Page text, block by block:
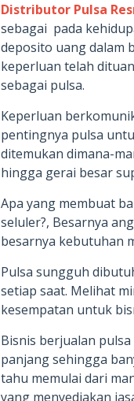
Distributor Pulsa
sebagai pada
deposito uang dalam
keperluan telah
sebagai pulsa.
Keperluan
pentingnya pulsa
ditemukan dimana-
hingga gerai besar
Apa yang membuat
seluler?, Besarnya
besarnya kebutuhan
Pulsa sungguh
setiap saat. Melihat
kesempatan untuk
Bisnis berjualan
panjang sehingga
tahu memulai dari
yang menyediakan